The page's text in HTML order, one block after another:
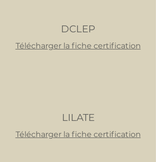
DCLEP
Télécharger la fiche certification
LILATE
Télécharger la fiche certification